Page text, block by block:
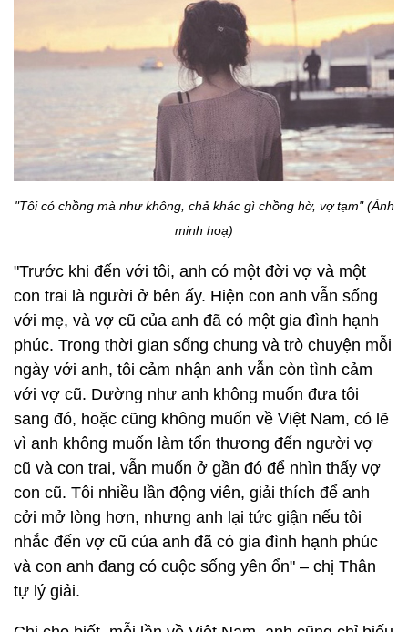
"Tôi có chồng mà như không, chả khác gì chồng hờ, vợ tạm" (Ảnh
minh hoạ)
"Trước khi đến với tôi, anh có một đời vợ và một
con trai là người ở bên ấy. Hiện con anh vẫn sống
với mẹ, và vợ cũ của anh đã có một gia đình hạnh
phúc. Trong thời gian sống chung và trò chuyện mỗi
ngày với anh, tôi cảm nhận anh vẫn còn tình cảm
với vợ cũ. Dường như anh không muốn đưa tôi
sang đó, hoặc cũng không muốn về Việt Nam, có lẽ
vì anh không muốn làm tổn thương đến người vợ
cũ và con trai, vẫn muốn ở gần đó để nhìn thấy vợ
con cũ. Tôi nhiều lần động viên, giải thích để anh
cởi mở lòng hơn, nhưng anh lại tức giận nếu tôi
nhắc đến vợ cũ của anh đã có gia đình hạnh phúc
và con anh đang có cuộc sống yên ổn" – chị Thân
tự lý giải.